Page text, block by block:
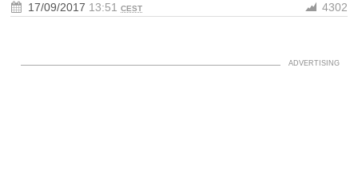
17/09/2017 13:51CEST 4302